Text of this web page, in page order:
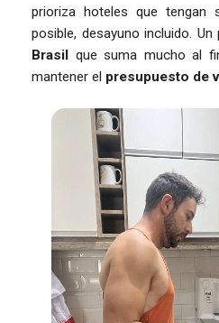
prioriza hoteles que tengan
posible, desayuno incluido.
Brasil que suma mucho al
mantener el presupuesto de